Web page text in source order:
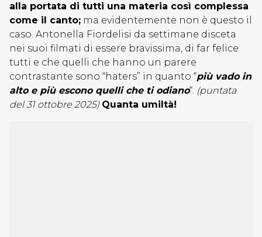
alla portata di tutti una materia così complessa
come il canto; ma evidentemente non è questo il
caso. Antonella Fiordelisi da settimane disceta
nei suoi filmati di essere bravissima, di far felice
tutti e che quelli che hanno un parere
contrastante sono “haters” in quanto “più vado in
alto e più escono quelli che ti odiano“. (puntata
del 31 ottobre 2025) Quanta umiltà!